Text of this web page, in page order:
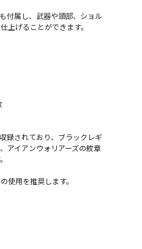
付属し、武器や頭部、ショル
上げることができます。
録されており、ブラックレギ
アイアンウォリアーズの紋章
使用を推奨します。